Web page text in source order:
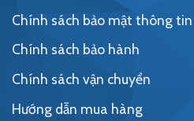
Chính sách bảo mật thông tin
Chính sách bảo hành
Chính sách vận chuyển
Hướng dẫn mua hàng